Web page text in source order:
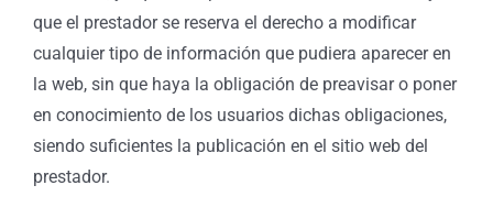
que el prestador se reserva el derecho a modificar
cualquier tipo de información que pudiera aparecer en
la web, sin que haya la obligación de preavisar o poner
en conocimiento de los usuarios dichas obligaciones,
siendo suficientes la publicación en el sitio web del
prestador.